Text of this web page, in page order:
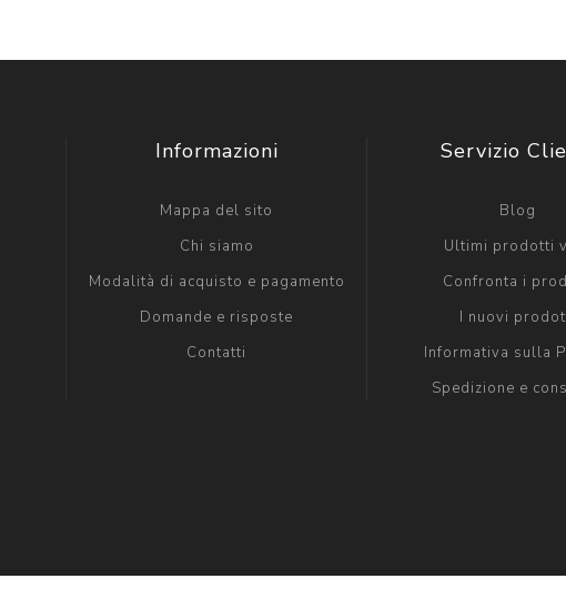
Informazioni
Mappa del sito
Chi siamo
Modalità di acquisto e pagamento
Domande e risposte
Contatti
Servizio
Blog
Ultimi prodotti
Confronta i
I nuovi
Informativa sulla
Spedizione e